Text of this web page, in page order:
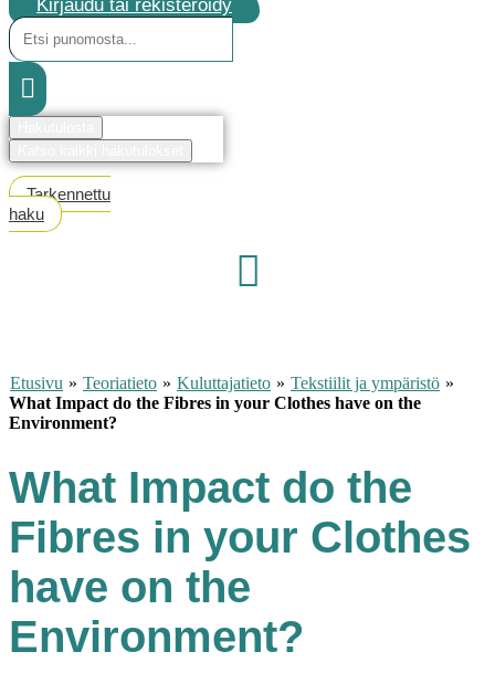
Kirjaudu tai rekisteröidy
Search
...
Tarkennettu
haku
Etusivu » Teoriatieto » Kuluttajatieto » Tekstiilit ja ympäristö »
What Impact do the Fibres in your Clothes have on the
Environment?
What Impact do the
Fibres in your Clothes
have on the
Environment?